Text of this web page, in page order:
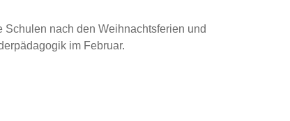
nach den Weihnachtsferien und
im Februar.